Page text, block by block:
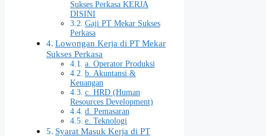
Sukses Perkasa KERJA
DISINI
Gaji PT Mekar Sukses
Perkasa
Lowongan Kerja di PT Mekar
Sukses Perkasa
a. Operator Produksi
b. Akuntansi &
Keuangan
c. HRD (Human
Resources Development)
d. Pemasaran
e. Teknologi
Syarat Masuk Kerja di PT